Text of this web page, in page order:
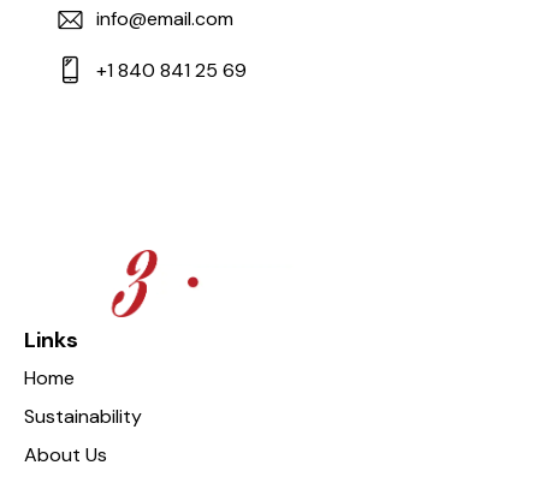
info@email.com
+1 840 841 25 69
Links
Home
Sustainability
About Us